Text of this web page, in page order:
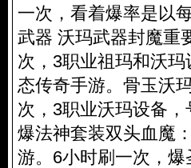
一次，看着爆率是以
武器 沃玛武器封魔重
次，3职业祖玛和沃
态传奇手游。骨玉沃
次，3职业沃玛设备
爆法神套装双头血魔
游。6小时刷一次，